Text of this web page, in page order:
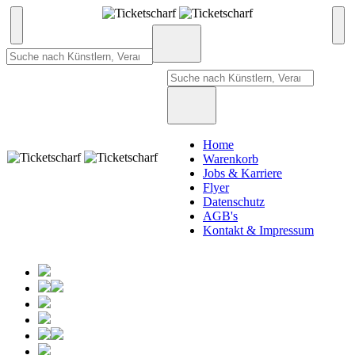
Home
Warenkorb
Jobs & Karriere
Flyer
Datenschutz
AGB's
Kontakt & Impressum